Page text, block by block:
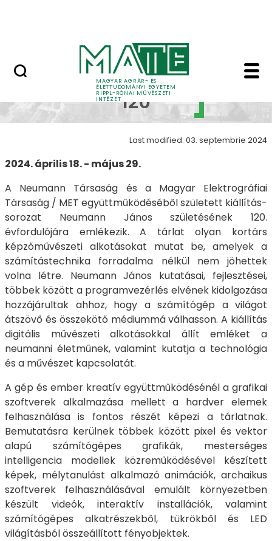
MAGYAR AGRÁR- ÉS
ÉLETTUDOMÁNYI EGYETEM
RIPPL-RÓNAI MŰVÉSZETI
INTÉZET
Neumann 120 -
Neumann
120
Last modified: 03. septembrie 2024
2024. április 18. - május 29.
A Neumann Társaság és a Magyar Elektrográfiai
Társaság / MET együttműködéséből született kiállítás-
sorozat Neumann János születésének 120.
évfordulójára emlékezik. A tárlat olyan kortárs
képzőművészeti alkotásokat mutat be, amelyek a
számítástechnika forradalma nélkül nem jöhettek
volna létre. Neumann János kutatásai, fejlesztései,
többek között a programvezérlés elvének kidolgozása
hozzájárultak ahhoz, hogy a számítógép a világot
átszövő és összekötő médiummá válhasson. A kiállítás
digitális művészeti alkotásokkal állít emléket a
neumanni életműnek, valamint kutatja a technológia
és a művészet kapcsolatát.
A gép és ember kreatív együttműködésénél a grafikai
szoftverek alkalmazása mellett a hardver elemek
felhasználása is fontos részét képezi a tárlatnak.
Bemutatásra kerülnek többek között pixel és vektor
alapú számítógépes grafikák, mesterséges
intelligencia modellek közreműködésével készített
képek, mélytanulást alkalmazó animációk, archaikus
szoftverek felhasználásával emulált környezetben
készült videók, interaktív installációk, valamint
számítógépes alkatrészekből, tükrökből és LED
világításból összeállított fényobjektek.